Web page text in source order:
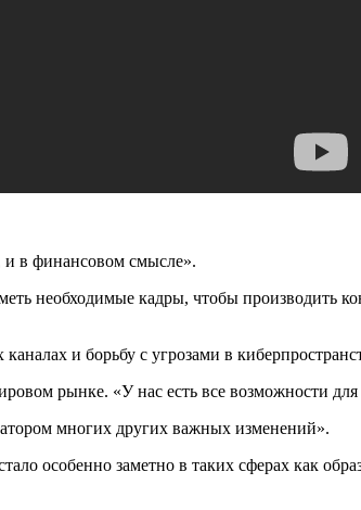
и в финансовом смысле».
необходимые кадры, чтобы производить
и борьбу с угрозами в
рынке. «У нас есть все возможности
многих других важных изменений».
особенно заметно в таких сферах как